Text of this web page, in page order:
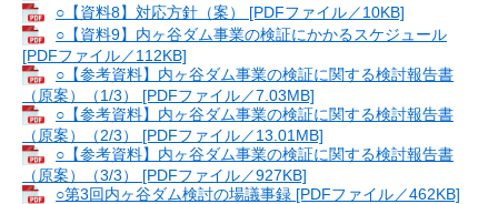
○【資料8】対応方針（案） [PDFファイル／10KB]
○【資料9】内ヶ谷ダム事業の検証にかかるスケジュール
[PDFファイル／112KB]
○【参考資料】内ヶ谷ダム事業の検証に関する検討報告書
（原案）（1/3） [PDFファイル／7.03MB]
○【参考資料】内ヶ谷ダム事業の検証に関する検討報告書
（原案）（2/3） [PDFファイル／13.01MB]
○【参考資料】内ヶ谷ダム事業の検証に関する検討報告書
（原案）（3/3） [PDFファイル／927KB]
○第3回内ヶ谷ダム検討の場議事録 [PDFファイル／462KB]